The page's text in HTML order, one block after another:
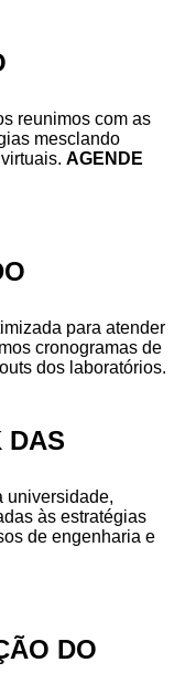
reunimos com as
mesclando
AGENDE
para atender
cronogramas de
dos laboratórios.
DAS
universidade,
às estratégias
de engenharia e
DO